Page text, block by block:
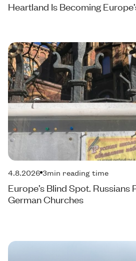
Heartland Is Becoming
4.8.2026 3min reading time
Europe’s Blind Spot. Russians
German Churches